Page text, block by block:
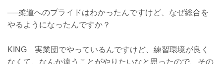
──柔道へのプライドはわかったんですけど、なぜ総合を
やるようになったんですか？
KING 実業団でやっているんですけど、練習環境が良く
なくて、なんか違うことがやりたいなと思ったので、その